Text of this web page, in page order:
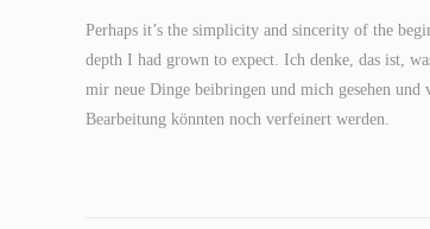
Perhaps it’s the simplicity and sincerity of the
depth I had grown to expect. Ich denke, das ist,
mir neue Dinge beibringen und mich gesehen und
Bearbeitung könnten noch verfeinert werden.